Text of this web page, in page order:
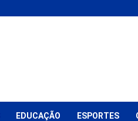
EDUCAÇÃO ESPORTES